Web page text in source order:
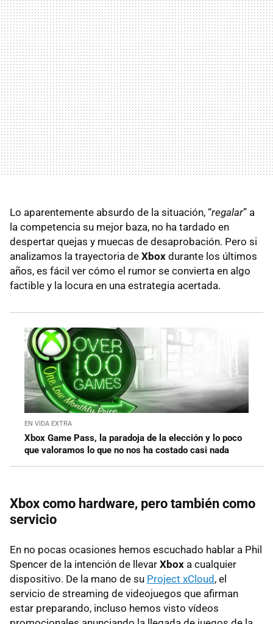
Lo aparentemente absurdo de la situación, “regalar” a
la competencia su mejor baza, no ha tardado en
despertar quejas y muecas de desaprobación. Pero si
analizamos la trayectoria de Xbox durante los últimos
años, es fácil ver cómo el rumor se convierta en algo
factible y la locura en una estrategia acertada.
EN VIDA EXTRA
Xbox Game Pass, la paradoja de la elección y lo poco
que valoramos lo que no nos ha costado casi nada
Xbox como hardware, pero también como
servicio
En no pocas ocasiones hemos escuchado hablar a Phil
Spencer de la intención de llevar Xbox a cualquier
dispositivo. De la mano de su Project xCloud, el
servicio de streaming de videojuegos que afirman
estar preparando, incluso hemos visto vídeos